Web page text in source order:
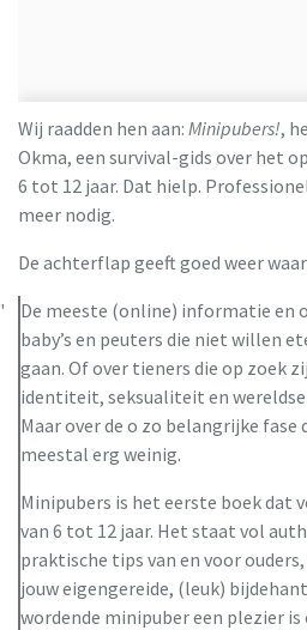
Wij raadden hen aan: Minipubers!,
Okma, een survival-gids over het
6 tot 12 jaar. Dat hielp.
meer nodig.
De achterflap geeft goed weer
De meeste (online) informatie en
baby’s en peuters die niet willen
gaan. Of over tieners die op zoek
identiteit, seksualiteit en wereldse
Maar over de o zo belangrijke fase
meestal erg weinig.
Minipubers is het eerste boek dat
van 6 tot 12 jaar. Het staat vol
praktische tips van en voor
jouw eigengereide, (leuk)
wordende minipuber een plezier